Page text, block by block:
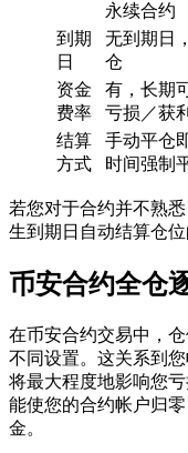
永续合约
到期
日
无到期日
仓
资金
费率
有，长期
亏损／获利
结算
方式
手动平仓
时间强制
若您对于合约并不熟
生到期日自动结算仓位
币安合约全仓
在币安合约交易中，
不同设置。这关系到
将最大程度地影响您
能使您的合约帐户归
金。